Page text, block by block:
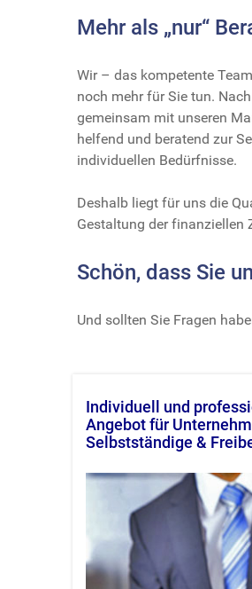
Mehr als „nur“
Wir – das kompetente
noch mehr für Sie tun.
gemeinsam mit unseren
helfend und beratend zur
individuellen Bedürfnisse.
Deshalb liegt für uns die
Gestaltung der finanziellen
Schön, dass Sie
Und sollten Sie Fragen
Individuell und
Angebot für
Selbstständige &